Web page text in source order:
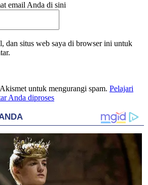
email Anda di sini
dan situs web saya di browser ini untuk
untuk mengurangi spam. Pelajari
Anda diproses